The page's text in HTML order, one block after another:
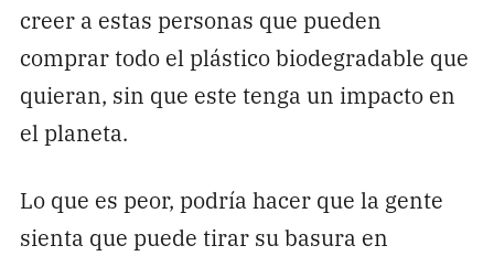
creer a estas personas que pueden
comprar todo el plástico biodegradable que
quieran, sin que este tenga un impacto en
el planeta.
Lo que es peor, podría hacer que la gente
sienta que puede tirar su basura en